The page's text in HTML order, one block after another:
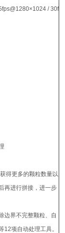
/ 30f
得更多的颗粒数量以
再进行拼接，进一步
边界不完整颗粒、自
12项自动处理工具。